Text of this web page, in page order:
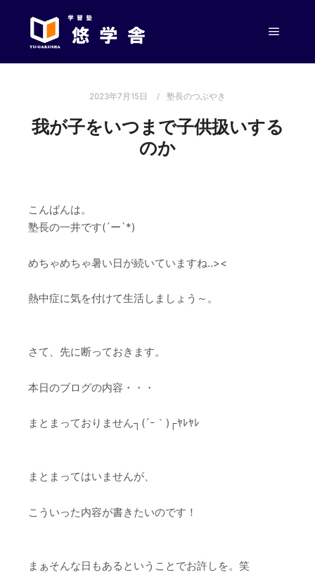
2023年7月15日 塾長のつぶやき
我が子をいつまで子供扱いする
のか
こんばんは。
塾長の一井です(´ー`*)
めちゃめちゃ暑い日が続いていますね..><
熱中症に気を付けて生活しましょう～。
さて、先に断っておきます。
本日のブログの内容・・・
まとまっておりません┐(´ｰ｀)┌ﾔﾚﾔﾚ
まとまってはいませんが、
こういった内容が書きたいのです！
まぁそんな日もあるということでお許しを。笑